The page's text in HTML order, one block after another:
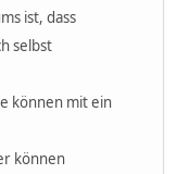
ist, dass
selbst
können mit ein
können